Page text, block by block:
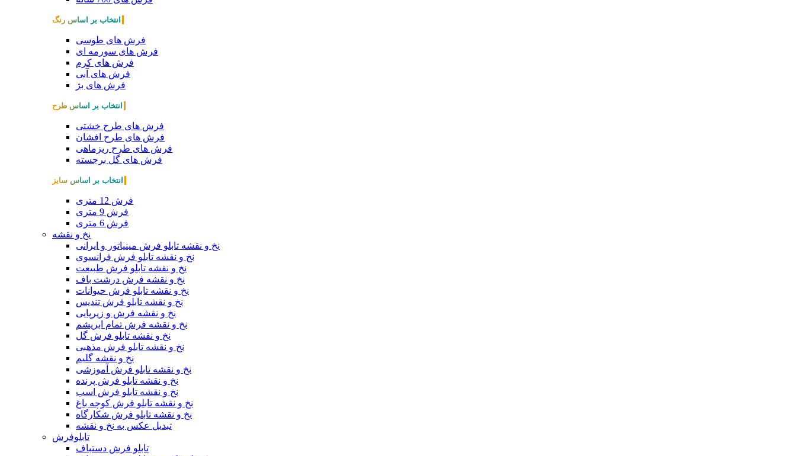
انتخاب بر اساس رنگ
فرش های طوسی
فرش های سورمه ای
فرش های کرم
فرش های آبی
فرش های بژ
انتخاب بر اساس طرح
فرش های طرح خشتی
فرش های طرح افشان
فرش های طرح ریزماهی
فرش های گل برجسته
انتخاب بر اساس سایز
فرش 12 متری
فرش 9 متری
فرش 6 متری
نخ و نقشه
نخ و نقشه تابلو فرش مینیاتور و ایرانی
نخ و نقشه تابلو فرش فرانسوی
نخ و نقشه تابلو فرش طبیعت
نخ و نقشه فرش درشت باف
نخ و نقشه تابلو فرش حیوانات
نخ و نقشه تابلو فرش تندیس
نخ و نقشه فرش و زیرپایی
نخ و نقشه فرش تمام ابریشم
نخ و نقشه تابلو فرش گل
نخ و نقشه تابلو فرش مذهبی
نخ و نقشه گلیم
نخ و نقشه تابلو فرش آموزشی
نخ و نقشه تابلو فرش پرنده
نخ و نقشه تابلو فرش اسب
نخ و نقشه تابلو فرش کوچه باغ
نخ و نقشه تابلو فرش شکارگاه
تبدیل عکس به نخ و نقشه
تابلوفرش
تابلو فرش دستباف